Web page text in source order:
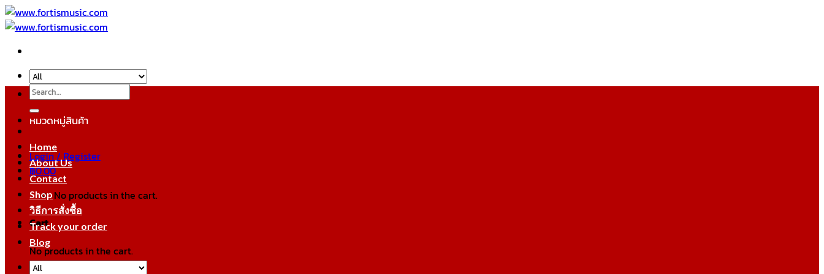
Skip
to
Search
for:
Login / Register
฿0.00
No products in the cart.
Cart
No products in the cart.
หมวดหมู่สินค้า
Home
About Us
Contact
Shop
วิธีการสั่งซื้อ
Track your order
Blog